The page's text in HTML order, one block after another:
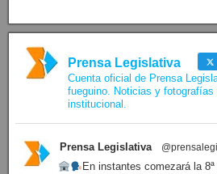
Prensa Legislativa
Cuenta oficial de Prensa
fueguino. Noticias y fotografías
institucional.
Prensa Legislativa
En instantes comezará la